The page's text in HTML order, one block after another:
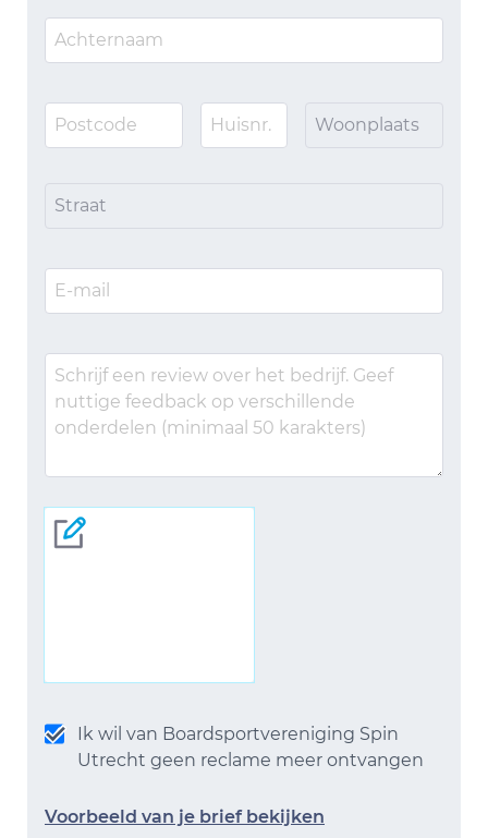
Woonplaats
Straat
Ik wil van Boardsportvereniging Spin
Utrecht geen reclame meer ontvangen
Voorbeeld van je brief bekijken